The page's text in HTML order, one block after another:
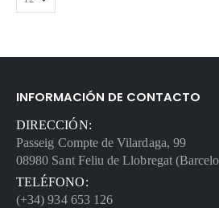
INFORMACIÓN DE CONTACTO
DIRECCIÓN:
Passeig Compte de Vilardaga, 99
08980 Sant Feliu de Llobregat
TELÉFONO:
(+34) 934 653 126